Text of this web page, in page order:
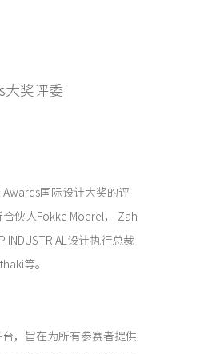
大奖评委
Awards国际设计大奖的评
伙人Fokke Moerel， Zah
INDUSTRIAL设计执行总裁
等。
，旨在为所有参赛者提供